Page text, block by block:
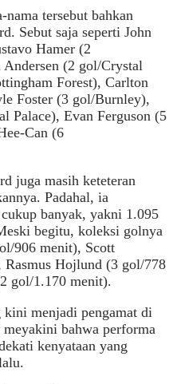
nama tersebut bahkan
Sebut saja seperti John
Hamer (2
(2 gol/Crystal
Forest), Carlton
Foster (3 gol/Burnley),
Palace), Evan Ferguson (5
Can (6
juga masih keteteran
Padahal, ia
banyak, yakni 1.095
begitu, koleksi golnya
906 menit), Scott
Hojlund (3 gol/778
gol/1.170 menit).
menjadi pengamat di
meyakini bahwa performa
kenyataan yang